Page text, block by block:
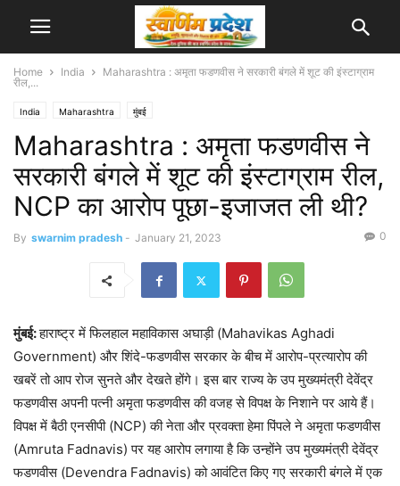
Home India
Maharashtra : अमृता फडणवीस ने सरकारी बंगले में शूट की इंस्टाग्राम
रील,...
India Maharashtra मुंबई
Maharashtra : अमृता फडणवीस ने
सरकारी बंगले में शूट की इंस्टाग्राम रील,
NCP का आरोप पूछा-इजाजत ली थी?
By swarnim pradesh - January 21, 2023 0
मुंबई:हाराष्ट्र में फिलहाल महाविकास अघाड़ी (Mahavikas Aghadi
Government) और शिंदे-फडणवीस सरकार के बीच में आरोप-प्रत्यारोप की
खबरें तो आप रोज सुनते और देखते होंगे। इस बार राज्य के उप मुख्यमंत्री देवेंद्र
फडणवीस अपनी पत्नी अमृता फडणवीस की वजह से विपक्ष के निशाने पर आये हैं।
विपक्ष में बैठी एनसीपी (NCP) की नेता और प्रवक्ता हेमा पिंपले ने अमृता फडणवीस
(Amruta Fadnavis) पर यह आरोप लगाया है कि उन्होंने उप मुख्यमंत्री देवेंद्र
फडणवीस (Devendra Fadnavis) को आवंटित किए गए सरकारी बंगले में एक